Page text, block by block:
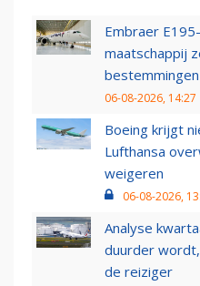
Embraer
maatschappij
bestemmingen
06-08-2026, 14:27
Boeing krijgt
Lufthansa
weigeren
06-08-2026,
Analyse
duurder
de reiziger